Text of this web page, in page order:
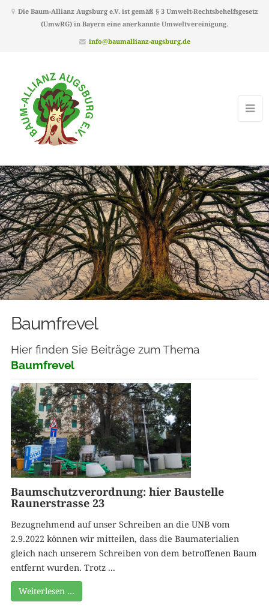
Die Baum-Allianz Augsburg e.V. ist gemäß § 3 Umwelt-Rechtsbehelfsgesetz
(UmwRG) in Bayern eine anerkannte Umweltvereinigung.
info@baumallianz-augsburg.de
Baumfrevel
Hier finden Sie Beiträge zum Thema
Baumfrevel
Baumschutzverordnung: hier Baustelle
Raunerstrasse 23
Bezugnehmend auf unser Schreiben an die UNB vom
2.9.2022 können wir mitteilen, dass die Baumaterialien
gleich nach unserem Schreiben von dem betroffenen Baum
entfernt wurden. Trotz ...
Weiterlesen …